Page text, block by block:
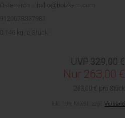
Österreich – hallo@holzkern.com
9120078337981
0.146 kg je Stück
Nur 263,00 €
Versand